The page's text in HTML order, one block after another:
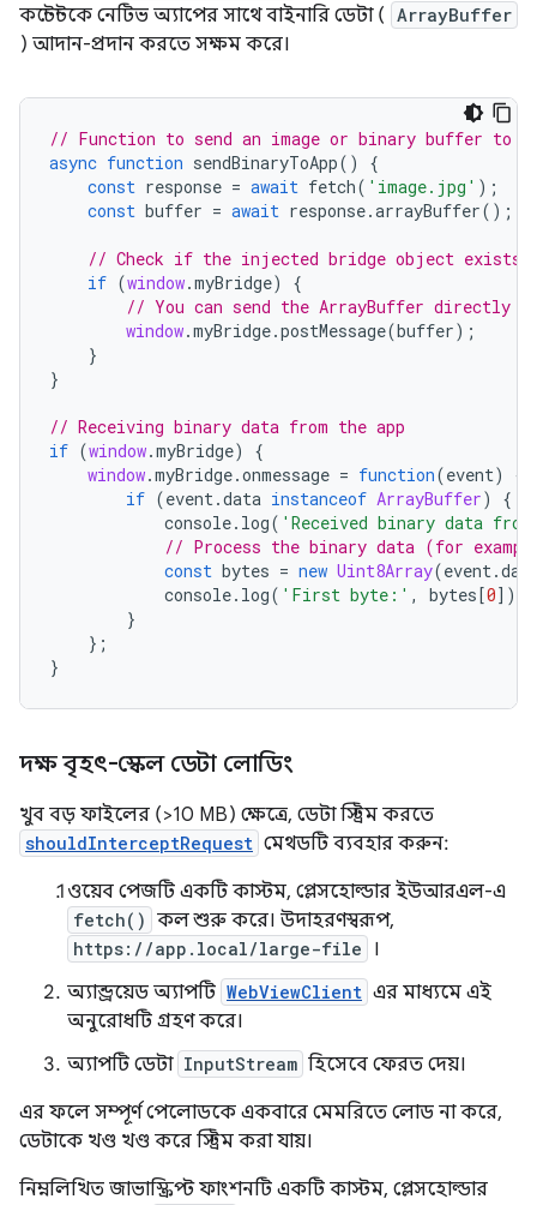
কন্টেন্টকে নেটিভ অ্যাপের সাথে বাইনারি ডেটা ( ArrayBuffer
) আদান-প্রদান করতে সক্ষম করে।
// Function to send an image or binary buffer to
async function sendBinaryToApp()
{
const response = await fetch( 'image.jpg' );
const buffer = await response.arrayBuffer();
// Check if the injected bridge object exists
if (window.myBridge)
{
// You can send the ArrayBuffer directly
window.myBridge.postMessage(buffer);
}
}
// Receiving binary data from the app
if (window.myBridge)
{
window.myBridge.onmessage = function(event)
{
if (event.data instanceof ArrayBuffer)
{
console. log( 'Received binary data
// Process the binary data (for
const bytes = new Uint8Array(event.
console. log( 'First byte:' , bytes[0]);
}
};
}
দক্ষ বৃহৎ-স্কেল ডেটা লোডিং
খুব বড় ফাইলের (>10 MB) ক্ষেত্রে, ডেটা স্ট্রিম করতে
shouldInterceptRequest মেথডটি ব্যবহার করুন:
ওয়েব পেজটি একটি কাস্টম, প্লেসহোল্ডার ইউআরএল-এ
fetch() কল শুরু করে। উদাহরণস্বরূপ,
https://app.local/large-file
।
অ্যান্ড্রয়েড অ্যাপটি WebViewClient এর মাধ্যমে এই
অনুরোধটি গ্রহণ করে।
অ্যাপটি ডেটা InputStream হিসেবে ফেরত দেয়।
এর ফলে সম্পূর্ণ পেলোডকে একবারে মেমরিতে লোড না করে,
ডেটাকে খণ্ড খণ্ড করে স্ট্রিম করা যায়।
নিম্নলিখিত জাভাস্ক্রিপ্ট ফাংশনটি একটি কাস্টম, প্লেসহোল্ডার